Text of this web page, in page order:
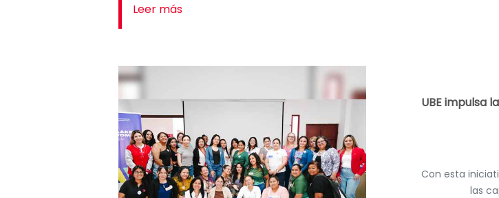
Leer más
UBE impulsa
Con esta
las